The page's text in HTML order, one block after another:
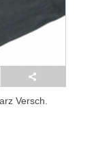
Versch.